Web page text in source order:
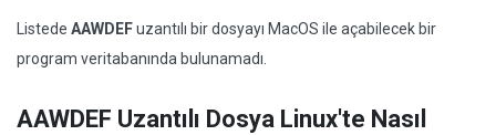
Listede AAWDEFuzantılı bir dosyayı MacOS ile açabilecek bir
program veritabanında bulunamadı.
AAWDEF Uzantılı Dosya Linux'te Nasıl